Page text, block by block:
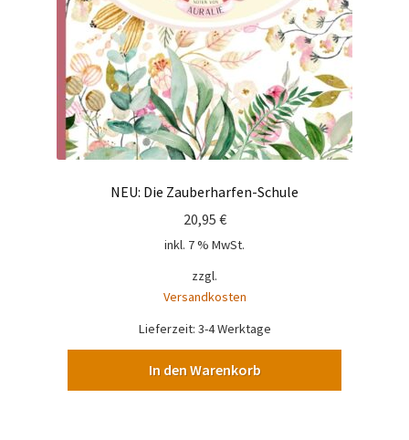
NEU: Die Zauberharfen-Schule
20,95 €
inkl. 7 % MwSt.
zzgl.
Versandkosten
Lieferzeit: 3-4 Werktage
In den Warenkorb